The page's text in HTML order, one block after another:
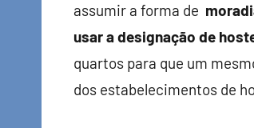
assumir a forma de
usar a designação de
quartos para que um
dos estabelecimentos de